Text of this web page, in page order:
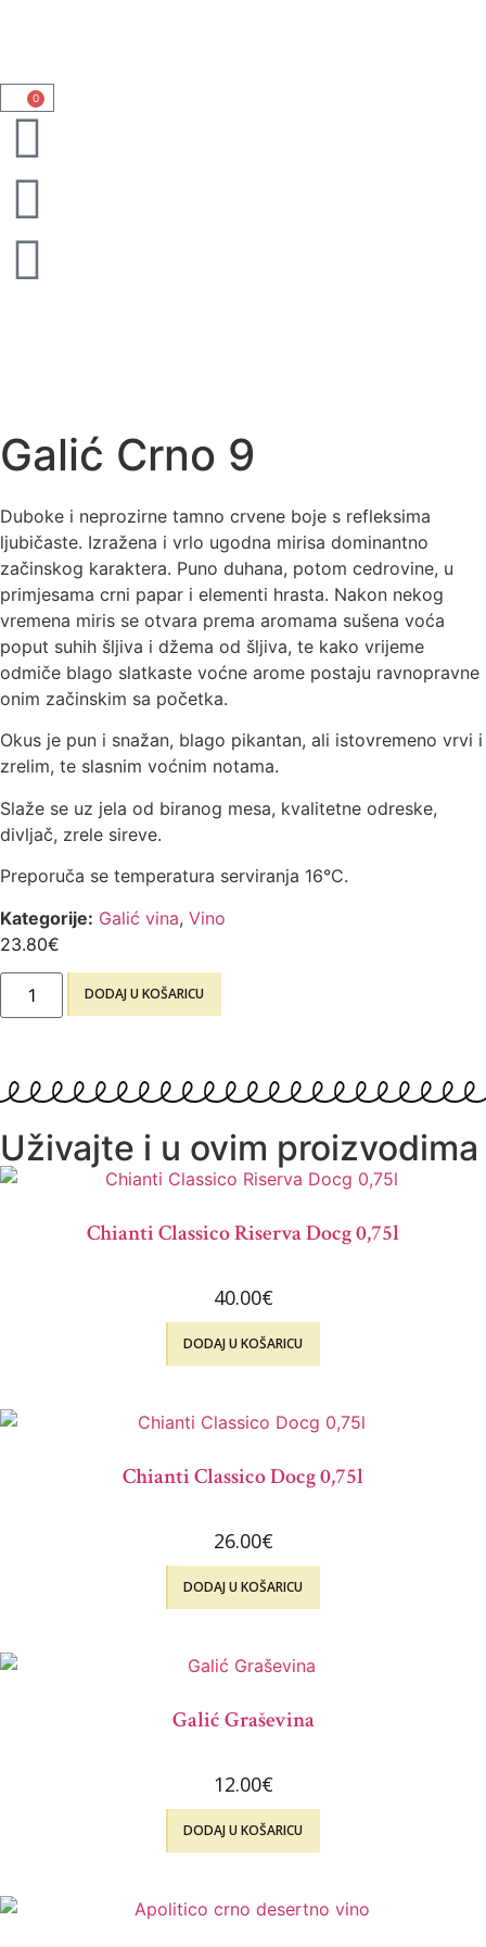
0
Galić Crno 9
Duboke i neprozirne tamno crvene boje s refleksima
ljubičaste. Izražena i vrlo ugodna mirisa dominantno
začinskog karaktera. Puno duhana, potom cedrovine, u
primjesama crni papar i elementi hrasta. Nakon nekog
vremena miris se otvara prema aromama sušena voća
poput suhih šljiva i džema od šljiva, te kako vrijeme
odmiče blago slatkaste voćne arome postaju ravnopravne
onim začinskim sa početka.
Okus je pun i snažan, blago pikantan, ali istovremeno vrvi i
zrelim, te slasnim voćnim notama.
Slaže se uz jela od biranog mesa, kvalitetne odreske,
divljač, zrele sireve.
Preporuča se temperatura serviranja 16°C.
Kategorije: Galić vina, Vino
23.80€
DODAJ U KOŠARICU
Uživajte i u ovim proizvodima
Chianti Classico Riserva Docg 0,75l
40.00€
DODAJ U KOŠARICU
Chianti Classico Docg 0,75l
26.00€
DODAJ U KOŠARICU
Galić Graševina
12.00€
DODAJ U KOŠARICU